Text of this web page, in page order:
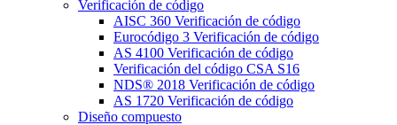
Verificación de código
AISC 360 Verificación de código
Eurocódigo 3 Verificación de código
AS 4100 Verificación de código
Verificación del código CSA S16
NDS® 2018 Verificación de código
AS 1720 Verificación de código
Diseño compuesto